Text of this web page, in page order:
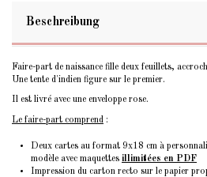
Beschreibung
Faire-part de naissance fille deux feuillets,
Une tente d'indien figure sur le premier.
Il est livré avec une enveloppe rose.
Le faire-part comprend :
Deux cartes au format 9x18 cm à
modèle avec maquettes illimitées en PDF
Impression du carton recto sur le papier